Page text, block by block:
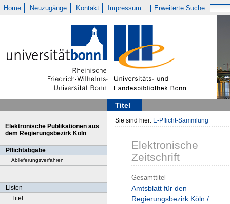
Home Neuzugänge Kontakt Impressum Erweiterte Suche
Titel
Elektronische Publikationen aus
dem Regierungsbezirk Köln
Pflichtabgabe
Ablieferungsverfahren
Listen
Titel
Sie sind hier: E-Pflicht-Sammlung
Elektronische
Zeitschrift
Gesamttitel
Amtsblatt für den
Regierungsbezirk Köln /